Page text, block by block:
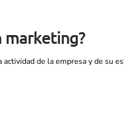
marketing?
de la empresa y de su